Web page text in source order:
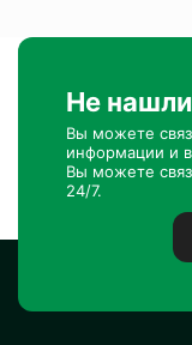
Не нашли
Вы можете
информации и
Вы можете
24/7.